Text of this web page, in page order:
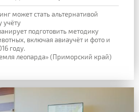
может стать альтернативой
подготовить методику
включая авиаучёт и фото и
году.
леопарда» (Приморский край)